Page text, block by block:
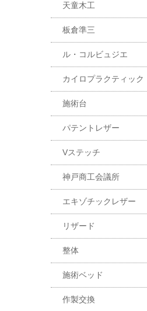
天童木工
板倉準三
ル・コルビュジエ
カイロプラクティック
施術台
パテントレザー
Vステッチ
神戸商工会議所
エキゾチックレザー
リザード
整体
施術ベッド
作製交換